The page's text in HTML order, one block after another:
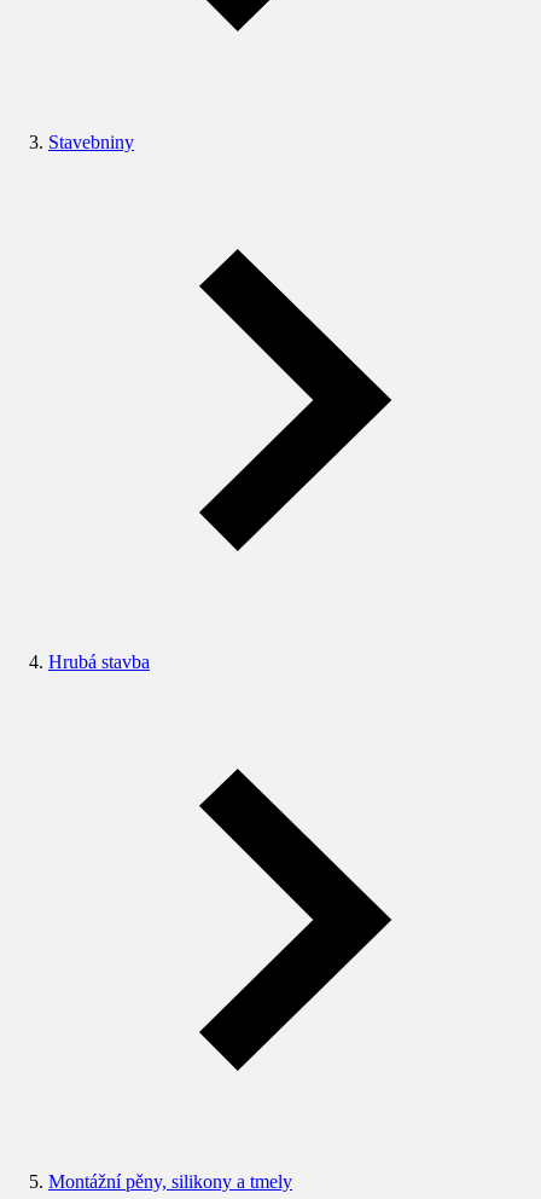
Stavebniny
Hrubá stavba
Montážní pěny, silikony a tmely